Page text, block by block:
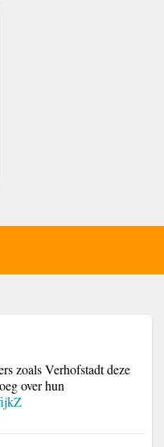
zoals Verhofstadt deze
over hun